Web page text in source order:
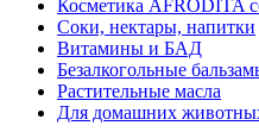
Косметика AFRODITA
Соки, нектары, напитки
Витамины и БАД
Безалкогольные
Растительные масла
Для домашних